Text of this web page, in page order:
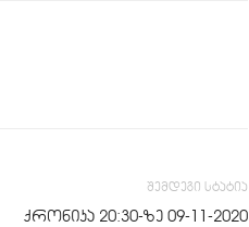
შემდეგი სტატია
ქრონიკა 20:30-ზე 09-11-2020